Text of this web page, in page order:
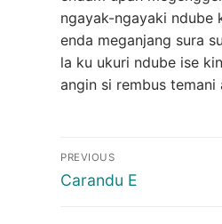
ngayak-ngayaki ndube
enda meganjang sura
la ku ukuri ndube ise
angin si rembus temani
Post
navigation
PREVIOUS
Previous
Carandu E